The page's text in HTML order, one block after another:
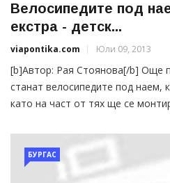
Велосипедите под
екстра - детск...
viapontika.com Юли 09, 2013
[b]Автор: Рая Стоянова[/b] Още
станат велосипедите под наем,
като на част от тях ще се
БУРГАС